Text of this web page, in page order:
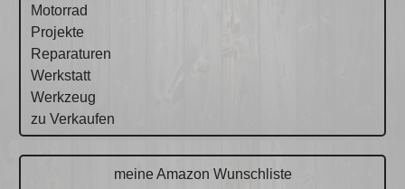
Motorrad
Projekte
Reparaturen
Werkstatt
Werkzeug
zu Verkaufen
meine Amazon Wunschliste